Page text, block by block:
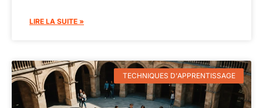
LIRE LA SUITE »
TECHNIQUES D'APPRENTISSAGE